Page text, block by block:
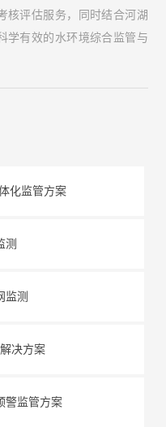
核评估服务，同时结合河湖
学有效的水环境综合监管与
化监管方案
测
监测
决方案
警监管方案